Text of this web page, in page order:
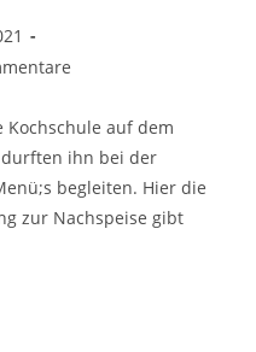
auf dem
ihn bei der
begleiten. Hier die
zur Nachspeise gibt